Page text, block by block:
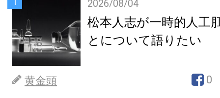
2026/08/04
松本人志が一時的人工
とについて語りたい
黄金頭 0